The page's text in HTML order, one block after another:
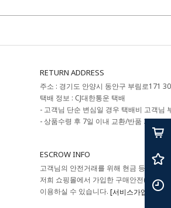
RETURN ADDRESS
주소 : 경기도 안양시 동안구 부림로171
택배 정보 : CJ대한통운 택배
- 고객님 단순 변심일 경우 택배비 고객님
- 상품수령 후 7일 이내 교환/반품 가능합
ESCROW INFO
고객님의 안전거래를 위해 현금 등으로 결
저희 쇼핑몰에서 가입한 구매안전(에스크
이용하실 수 있습니다. [서비스가입사실확